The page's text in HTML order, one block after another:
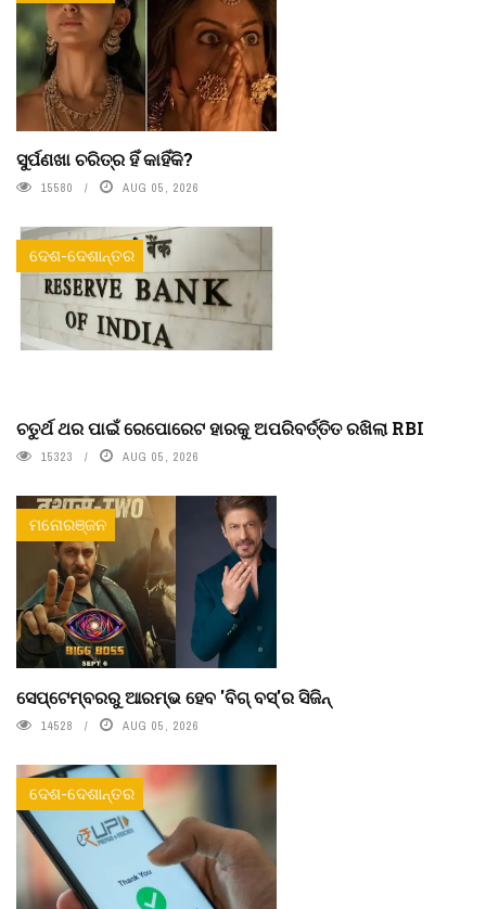
ସୁର୍ପଣଖା ଚରିତ୍ର ହିଁ କାହିଁକି?
15580 AUG 05, 2026
ଦେଶ-ଦେଶାନ୍ତର
ଚତୁର୍ଥ ଥର ପାଇଁ ରେପୋରେଟ ହାରକୁ ଅପରିବର୍ତ୍ତିତ ରଖିଲା RBI
15323 AUG 05, 2026
ମନୋରଞ୍ଜନ
ସେପ୍ଟେମ୍ବରରୁ ଆରମ୍ଭ ହେବ 'ବିଗ୍ ବସ୍'ର ସିଜିନ୍
14528 AUG 05, 2026
ଦେଶ-ଦେଶାନ୍ତର